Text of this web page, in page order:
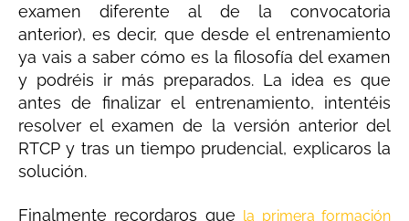
examen diferente al de la convocatoria
anterior), es decir, que desde el entrenamiento
ya vais a saber cómo es la filosofía del examen
y podréis ir más preparados. La idea es que
antes de finalizar el entrenamiento, intentéis
resolver el examen de la versión anterior del
RTCP y tras un tiempo prudencial, explicaros la
solución.
Finalmente recordaros que la primera formación